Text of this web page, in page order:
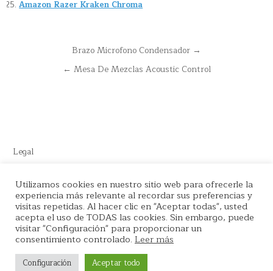
Amazon Razer Kraken Chroma
NavegaciónBrazo Microfono Condensador →
← Mesa De Mezclas Acoustic Control
Legal
Este sitio recomienda productos de Amazon y cuenta con enlaces
de afiliados por el cual nos llevamos comisión en cada venta.
Copyright © 2026 La tienda del Podcaster
Utilizamos cookies en nuestro sitio web para ofrecerle la
experiencia más relevante al recordar sus preferencias y
visitas repetidas. Al hacer clic en "Aceptar todas", usted
acepta el uso de TODAS las cookies. Sin embargo, puede
visitar "Configuración" para proporcionar un
consentimiento controlado. Leer más
Configuración Aceptar todo